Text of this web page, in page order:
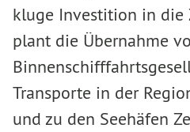
kluge Investition in die
plant die Übernahme
Transporte in der
und zu den Seehäfen